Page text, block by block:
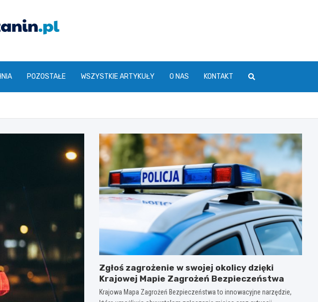
POZOSTAŁE WSZYSTKIE ARTYKUŁY O NAS KONTAKT
Zgłoś zagrożenie w swojej okolicy dzięki
Krajowej Mapie Zagrożeń Bezpieczeństwa
Krajowa Mapa Zagrożeń Bezpieczeństwa to innowacyjne narzędzie,